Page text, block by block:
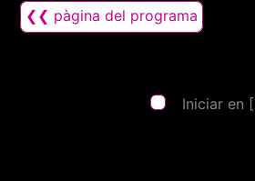
❮❮ pàgina del programa
Iniciar en [